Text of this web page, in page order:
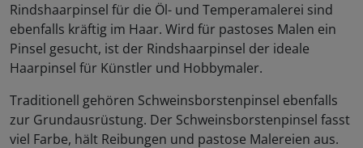
Rindshaarpinsel für die Öl- und Temperamalerei sind
ebenfalls kräftig im Haar. Wird für pastoses Malen ein
Pinsel gesucht, ist der Rindshaarpinsel der ideale
Haarpinsel für Künstler und Hobbymaler.
Traditionell gehören Schweinsborstenpinsel ebenfalls
zur Grundausrüstung. Der Schweinsborstenpinsel fasst
viel Farbe, hält Reibungen und pastose Malereien aus.